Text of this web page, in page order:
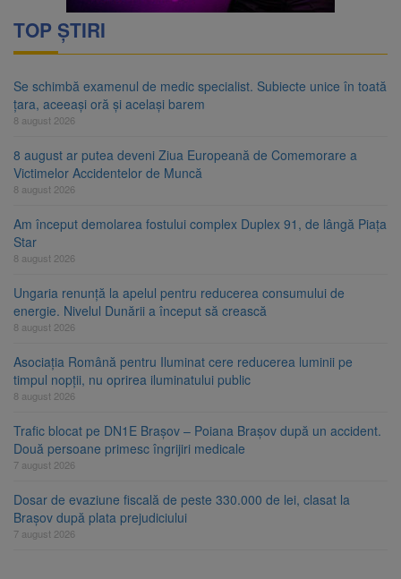
TOP ȘTIRI
Se schimbă examenul de medic specialist. Subiecte unice în toată
țara, aceeași oră și același barem
8 august 2026
8 august ar putea deveni Ziua Europeană de Comemorare a
Victimelor Accidentelor de Muncă
8 august 2026
Am început demolarea fostului complex Duplex 91, de lângă Piața
Star
8 august 2026
Ungaria renunță la apelul pentru reducerea consumului de
energie. Nivelul Dunării a început să crească
8 august 2026
Asociația Română pentru Iluminat cere reducerea luminii pe
timpul nopții, nu oprirea iluminatului public
8 august 2026
Trafic blocat pe DN1E Brașov – Poiana Brașov după un accident.
Două persoane primesc îngrijiri medicale
7 august 2026
Dosar de evaziune fiscală de peste 330.000 de lei, clasat la
Brașov după plata prejudiciului
7 august 2026